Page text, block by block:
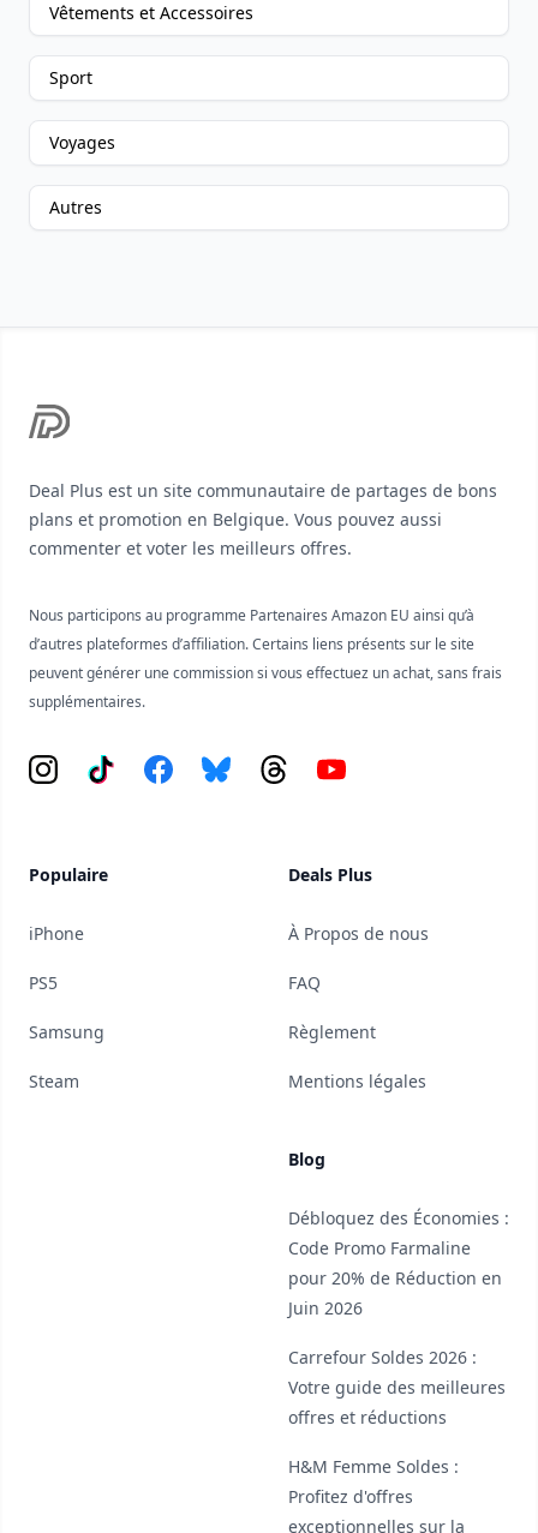
Vêtements et Accessoires
Sport
Voyages
Autres
Deal Plus est un site communautaire de partages de bons
plans et promotion en Belgique. Vous pouvez aussi
commenter et voter les meilleurs offres.
Nous participons au programme Partenaires Amazon EU ainsi qu’à
d’autres plateformes d’affiliation. Certains liens présents sur le site
peuvent générer une commission si vous effectuez un achat, sans frais
supplémentaires.
Instagram
Tiktok FacebookBlueskyThreadsYouTube
Populaire
iPhone
PS5
Samsung
Steam
Deals Plus
À Propos de nous
FAQ
Règlement
Mentions légales
Blog
Débloquez des Économies :
Code Promo Farmaline
pour 20% de Réduction en
Juin 2026
Carrefour Soldes 2026 :
Votre guide des meilleures
offres et réductions
H&M Femme Soldes :
Profitez d'offres
exceptionnelles sur la